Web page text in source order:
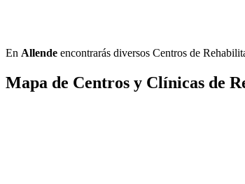
En Allende encontrarás diversos Centros de
Mapa de Centros y Clínicas de